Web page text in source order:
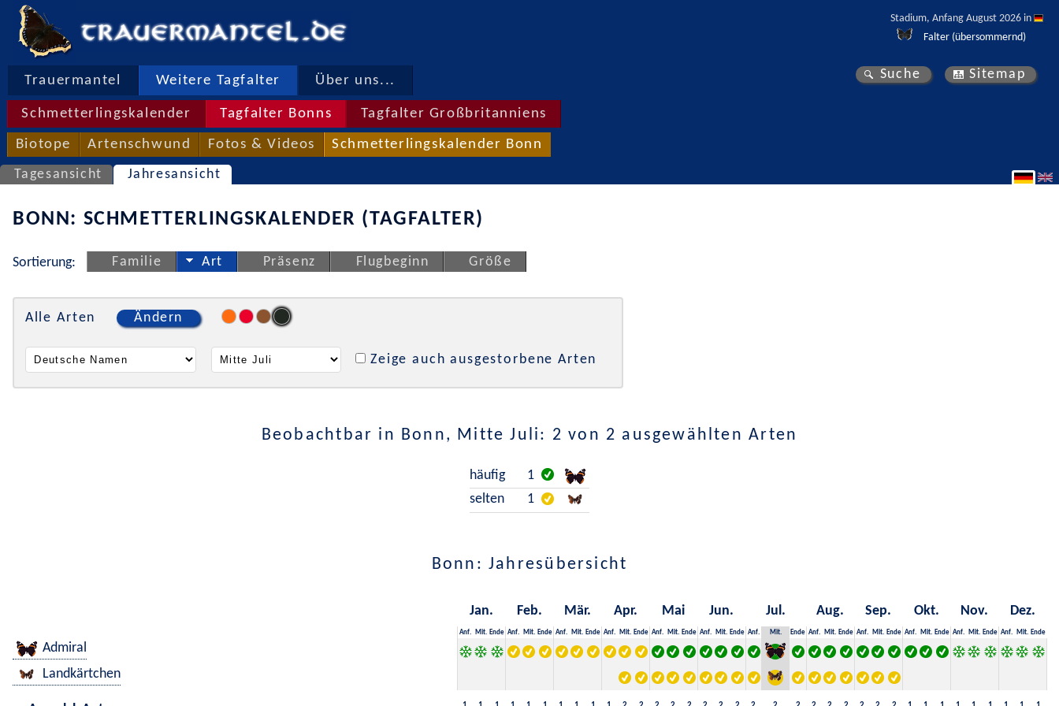
Stadium, Anfang August 2026 in
Falter (übersommernd)
Trauermantel Weitere Tagfalter Über uns...
Schmetterlingskalender Tagfalter Bonns Tagfalter Großbritanniens
Biotope Artenschwund Fotos & Videos Schmetterlingskalender Bonn
Suche Sitemap
Tagesansicht Jahresansicht
BONN: SCHMETTERLINGSKALENDER (TAGFALTER)
Sortierung: Familie Art Präsenz Flugbeginn Größe
Alle Arten Ändern
Zeige auch ausgestorbene Arten
Beobachtbar in Bonn, Mitte Juli: 2 von 2 ausgewählten Arten
häufig
1
selten
1
Bonn: Jahresübersicht
Jan. Feb. Mär. Apr. Mai Jun. Jul. Aug. Sep. Okt. Nov. Dez.
Anf. Mit. Ende Anf. Mit. Ende Anf. Mit. Ende Anf. Mit. Ende Anf. Mit. Ende Anf. Mit. Ende Anf. Mit. Ende Anf. Mit. Ende Anf. Mit. Ende Anf. Mit. Ende Anf. Mit. Ende Anf. Mit. Ende
Admiral
Landkärtchen